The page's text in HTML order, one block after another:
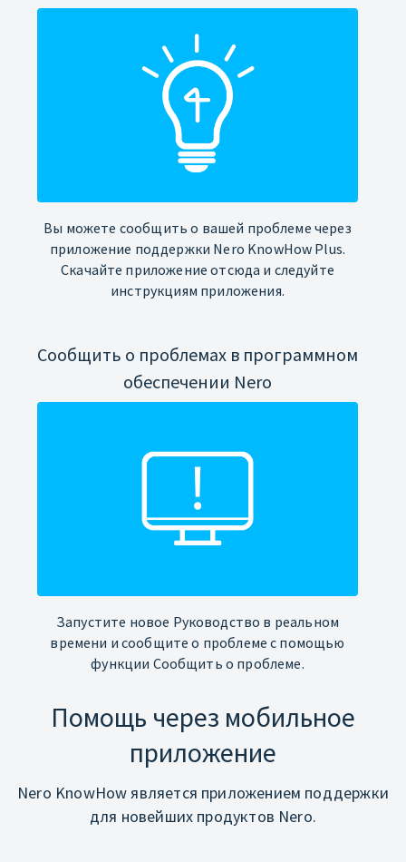
Вы можете сообщить о вашей проблеме через
приложение поддержки Nero KnowHow Plus.
Скачайте приложение отсюда и следуйте
инструкциям приложения.
Сообщить о проблемах в программном
обеспечении Nero
Запустите новое Руководство в реальном
времени и сообщите о проблеме с помощью
функции Сообщить о проблеме.
Помощь через мобильное
приложение
Nero KnowHow является приложением поддержки
для новейших продуктов Nero.